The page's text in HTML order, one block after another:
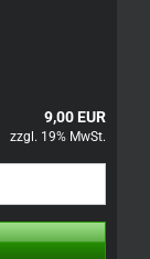
9,00 EUR
zzgl. 19% MwSt.